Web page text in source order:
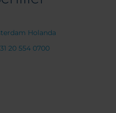
Holanda
20 554 0700